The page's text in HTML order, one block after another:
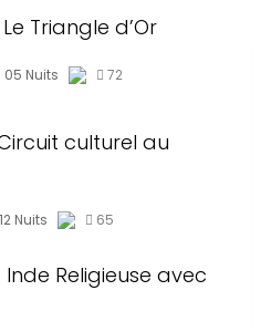
Triangle d’Or
Nuits 72
culturel au
Nuits 65
Religieuse avec